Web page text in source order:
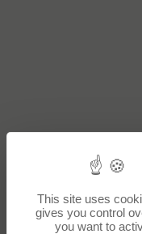
This site uses
gives you control
you want to